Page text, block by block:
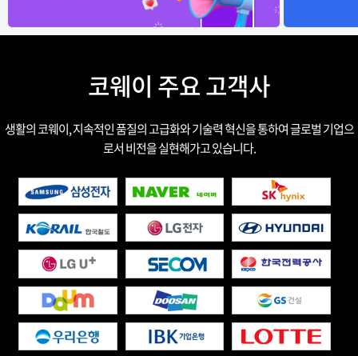
코웨이 주요 고객사
생활의 코웨이, 지속적인 품질의 고급화와 기술력 혁신을 통하여 글로벌 기업으
로서 비전을 실현해가고 있습니다.